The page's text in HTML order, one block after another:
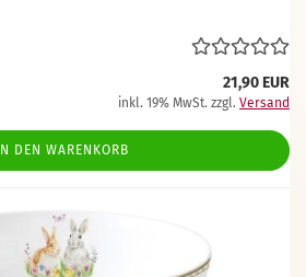
21,90 EUR
inkl. 19% MwSt. zzgl. Versand
IN DEN WARENKORB